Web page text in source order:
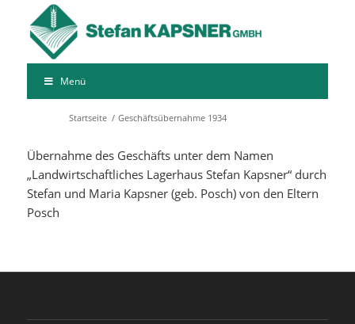
Menü
Startseite / Geschäftsübernahme 1934
Übernahme des Geschäfts unter dem Namen
„Landwirtschaftliches Lagerhaus Stefan Kapsner“ durch
Stefan und Maria Kapsner (geb. Posch) von den Eltern
Posch